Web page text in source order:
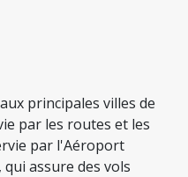
principales villes de
par les routes et les
par l'Aéroport
assure des vols